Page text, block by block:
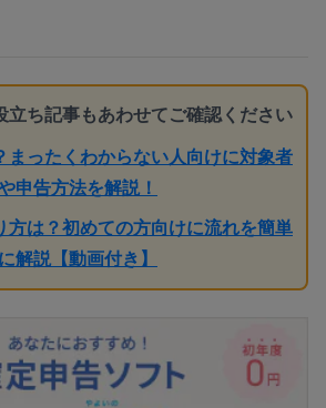
立ち記事もあわせてご確認ください
まったくわからない人向けに対象者
申告方法を解説！
方は？初めての方向けに流れを簡単
に解説【動画付き】